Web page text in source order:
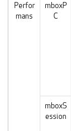
Perfor
mans
mboxP
C
mboxS
ession